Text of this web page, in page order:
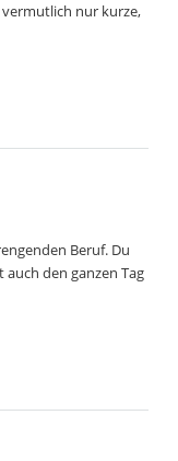
nur kurze,
Beruf. Du
den ganzen Tag